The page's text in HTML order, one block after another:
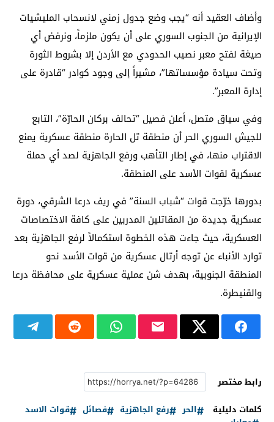
وأضاف العقيد أنه “يجب ﻭﺿﻊ ﺟﺪﻭﻝ ﺯﻣﻨﻲ لاﻧﺴﺤﺎﺏ ﺍﻟﻤﻠﻴﺸﻴﺎﺕ
ﺍﻹﻳﺮﺍﻧﻴﺔ ﻣﻦ ﺍﻟﺠﻨﻮﺏ السوري ﻋﻠﻰ ﺃﻥ ﻳﻜﻮﻥ ملزماً، ونرﻓﺾ ﺃﻱ
ﺻﻴﻐﺔ ﻟﻔﺘﺢ ﻣﻌﺒﺮ ﻧﺼﻴﺐ ﺍﻟﺤﺪﻭﺩﻱ ﻣﻊ ﺍﻷﺭﺩﻥ ﺇﻻ ﺑﺸﺮﻭﻁ ﺍﻟﺜﻮﺭﺓ
ﻭﺗﺤﺖ ﺳﻴﺎﺩﺓ ﻣﺆﺳﺴﺎﺗﻬﺎ”، مشيراً إلى وجود كوادر “قادرة على
إدارة المعبر”.
وفي سياق متصل، أعلن فصيل “تحالف بركان الحارّة”، التابع
للجيش السوري الحر أن منطقة تل الحارة منطقة عسكرية يمنع
الاقتراب منها، في إطار التأهب ورفع الجاهزية لصد أي حملة
عسكرية لقوات الأسد على المنطقة.
بدورها خرّجت قوات “شباب السنة” في ريف درعا الشرقي، دورة
عسكرية جديدة من المقاتلين المدربين على كافة الاختصاصات
العسكرية، حيث جاءت هذه الخطوة استكمالاً لرفع الجاهزية بعد
توارد الأنباء عن توجه أرتال عسكرية من قوات الأسد نحو
المنطقة الجنوبية، بهدف شن عملية عسكرية على محافظة درعا
والقنيطرة.
رابط مختصر
كلمات دليلية
الحر رفع الجاهزية فصائل
قوات الاسد